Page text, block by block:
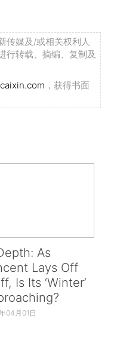
传媒及/或相关权利人
行转载、摘编、复制及
，获得书面
As
Lays Off
Is Its ‘Winter’
04月01日